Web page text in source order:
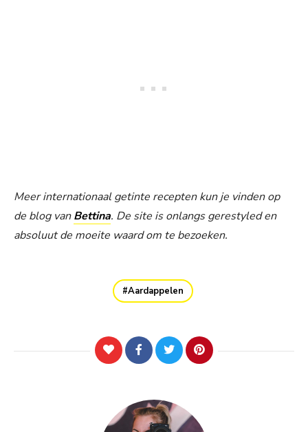
Meer internationaal getinte recepten kun je vinden op
de blog vanBettina. De site is onlangs gerestyled en
absoluut de moeite waard om te bezoeken.
Aardappelen